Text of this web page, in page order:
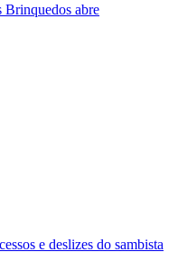
Brinquedos abre
e deslizes do sambista